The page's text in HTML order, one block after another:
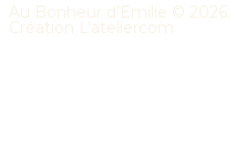
Au Bonheur d’Emilie © 2026
Création L’ateliercom